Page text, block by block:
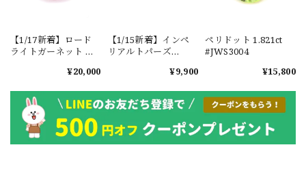
【1/17新着】ロード
ライトガーネット タ
1.601ct【ソーティン
¥20,000
【1/15新着】インペ
リアルトパーズ
¥9,900
ペリドット 1.821ct
#JWS3004
¥15,800